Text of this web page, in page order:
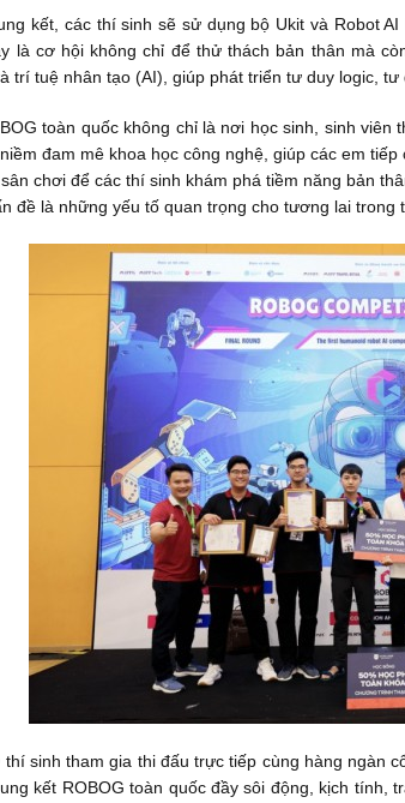
kết, các thí sinh sẽ sử dụng bộ Ukit và Robot
là cơ hội không chỉ để thử thách bản thân mà
trí tuệ nhân tạo (AI), giúp phát triển tư duy logic, tư
toàn quốc không chỉ là nơi học sinh, sinh
đam mê khoa học công nghệ, giúp các em
chơi để các thí sinh khám phá tiềm năng bản
đề là những yếu tố quan trọng cho tương lai trong
sinh tham gia thi đấu trực tiếp cùng hàng ngàn
kết ROBOG toàn quốc đầy sôi động, kịch tính,